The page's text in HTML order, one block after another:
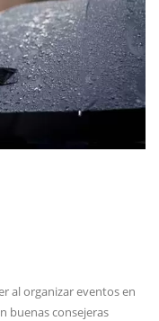
al organizar eventos en
buenas consejeras